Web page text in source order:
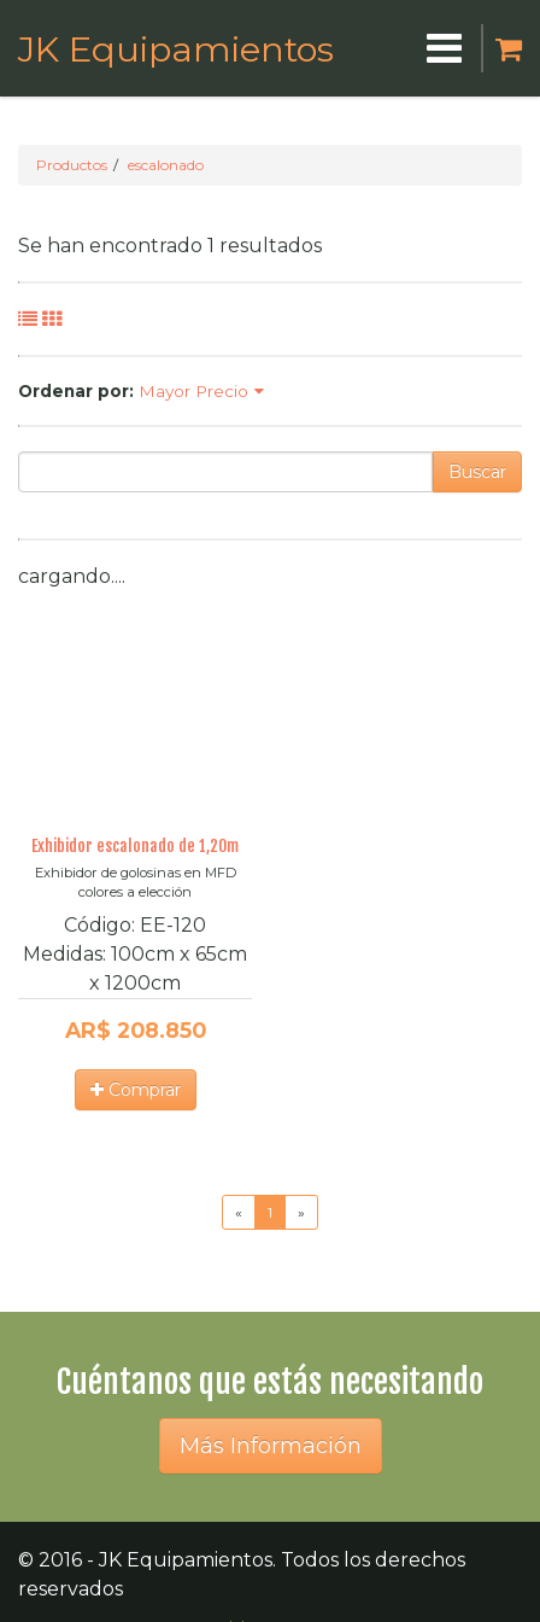
JK Equipamientos
Productos escalonado
Se han encontrado 1 resultados
Ordenar por: Mayor Precio
Buscar
cargando....
Exhibidor escalonado de 1,20m
Exhibidor de golosinas en MFD
colores a elección
Código: EE-120
Medidas: 100cm x 65cm
x 1200cm
AR$ 208.850
Comprar
« 1 »
Cuéntanos que estás necesitando
Más Información
© 2016 - JK Equipamientos. Todos los derechos
reservados